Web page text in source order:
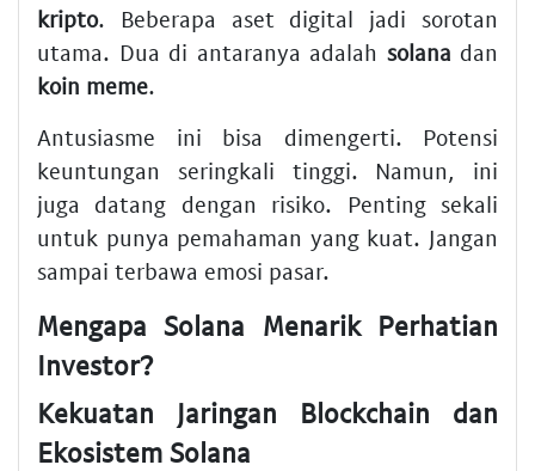
kripto. Beberapa aset digital jadi sorotan
utama. Dua di antaranya adalah solana dan
koin meme.
Antusiasme ini bisa dimengerti. Potensi
keuntungan seringkali tinggi. Namun, ini
juga datang dengan risiko. Penting sekali
untuk punya pemahaman yang kuat. Jangan
sampai terbawa emosi pasar.
Mengapa Solana Menarik Perhatian
Investor?
Kekuatan Jaringan Blockchain dan
Ekosistem Solana